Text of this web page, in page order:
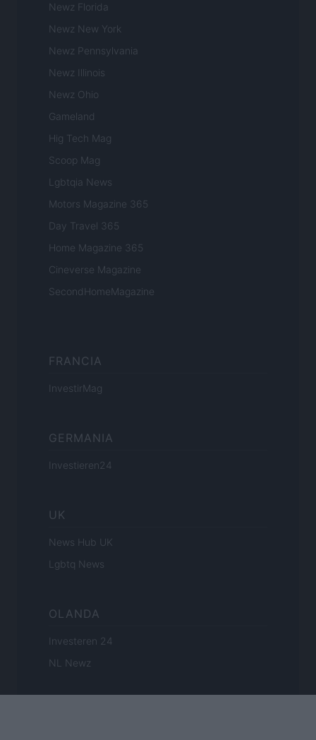
Newz Florida
Newz New York
Newz Pennsylvania
Newz Illinois
Newz Ohio
Gameland
Hig Tech Mag
Scoop Mag
Lgbtqia News
Motors Magazine 365
Day Travel 365
Home Magazine 365
Cineverse Magazine
SecondHomeMagazine
FRANCIA
InvestirMag
GERMANIA
Investieren24
UK
News Hub UK
Lgbtq News
OLANDA
Investeren 24
NL Newz